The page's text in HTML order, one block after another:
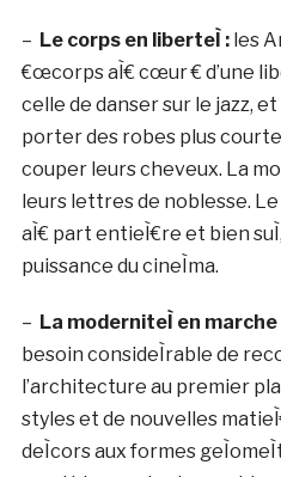
– Le corps en liberteÌ :les
€œcorps aÌ€ cœur € d’une
celle de danser sur le jazz,
porter des robes plus
couper leurs cheveux. La
leurs lettres de noblesse.
aÌ€ part entieÌ€re et bien
puissance du cineÌma.
– La moderniteÌ en marche
besoin consideÌrable de
l’architecture au premier
styles et de nouvelles
deÌcors aux formes